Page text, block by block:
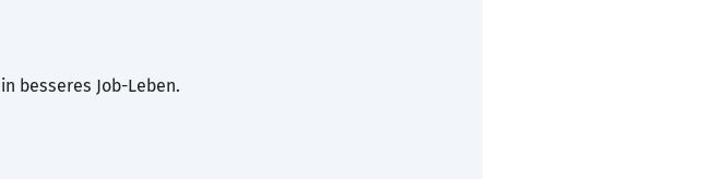
besseres Job-Leben.